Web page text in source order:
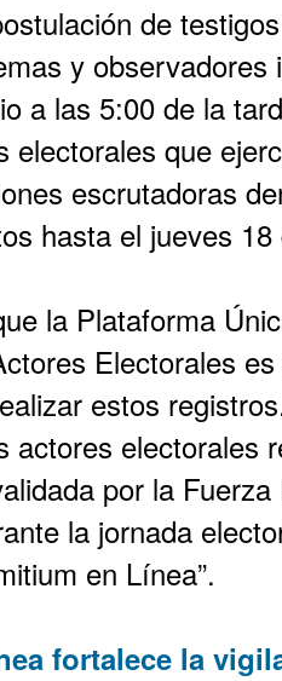
de
y observadores
a las 5:00 de la
electorales que
escrutadoras
hasta el jueves
la Plataforma
Electorales
estos
actores electorales
por la
la jornada
en Línea”.
fortalece la